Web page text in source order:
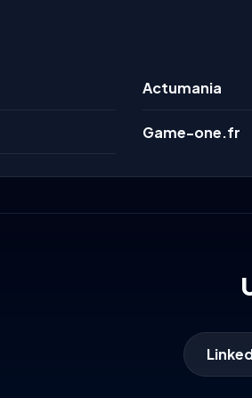
Actumania
Game-one.fr